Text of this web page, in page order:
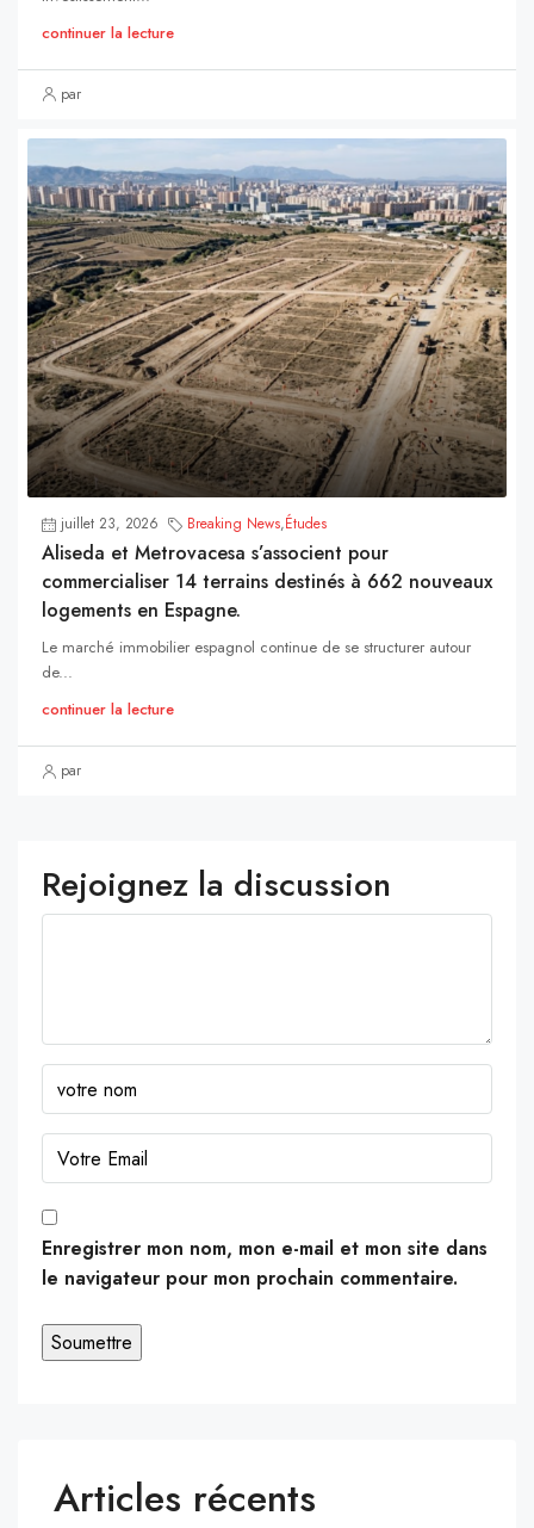
continuer la lecture
par
juillet 23, 2026 Breaking News,Études
Aliseda et Metrovacesa s’associent pour
commercialiser 14 terrains destinés à 662 nouveaux
logements en Espagne.
Le marché immobilier espagnol continue de se structurer autour
de...
continuer la lecture
par
Rejoignez la discussion
Enregistrer mon nom, mon e-mail et mon site dans
le navigateur pour mon prochain commentaire.
Articles récents